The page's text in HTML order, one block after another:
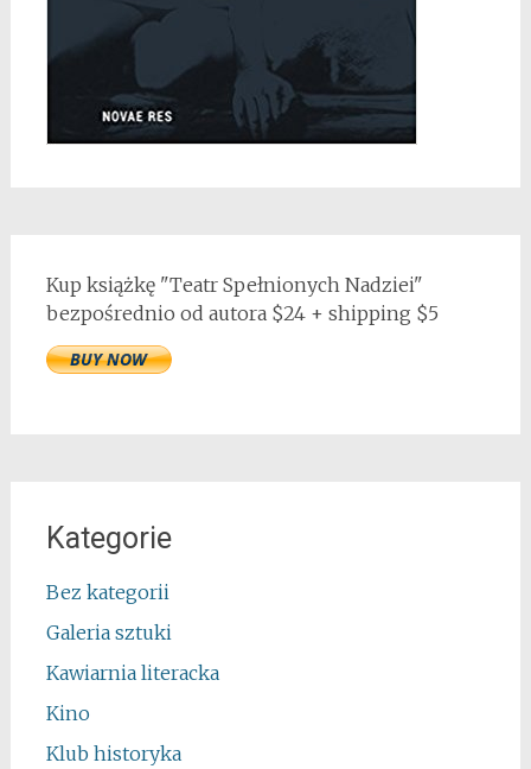
Kup książkę "Teatr Spełnionych Nadziei"
bezpośrednio od autora $24 + shipping $5
Kategorie
Bez kategorii
Galeria sztuki
Kawiarnia literacka
Kino
Klub historyka